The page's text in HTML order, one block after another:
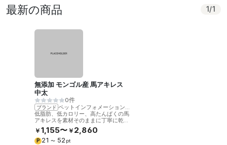
最新の商品 1 /1
無添加 モンゴル産 馬アキレス
中太
0件
ブランド
低脂肪、低カロリー、高たんぱくの馬
アキレスを素材そのままに丁寧に乾燥
させました。噛むことで歯の健康をサ
ポート。
￥ 1,155〜 ￥ 2,860
P 21 〜 52 pt